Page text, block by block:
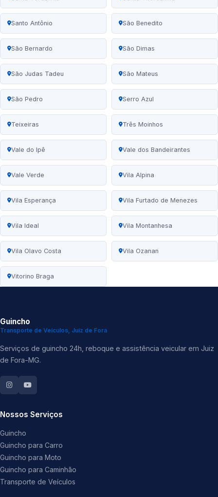
Santo Antônio São Benedito
São Bernardo São Dimas
São Judas Tadeu São Mateus
São Pedro Serro Azul
Teixeiras Três Moinhos
Vale do Ipê Vale dos Bandeirantes
Vale Verde Vila Alpina
Vila Esperança Vila Furtado de Menezes
Vila Ideal Vila Montanhesa
Vila Olavo Costa Vila Ozanan
Vitorino Braga
Guincho
Transporte de Veículos, Juiz de Fora
Serviços de guincho 24h, reboque e assistência veicular em Juiz
de Fora-MG.
Nossos Serviços
Guincho
Guincho para Carro
Guincho para Moto
Guincho para Caminhão
Transporte de Veículos